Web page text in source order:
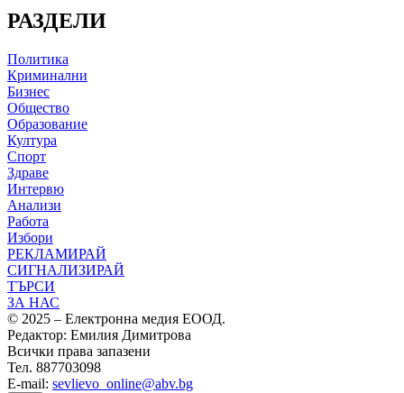
РАЗДЕЛИ
Политика
Криминални
Бизнес
Общество
Образование
Култура
Спорт
Здраве
Интервю
Анализи
Работа
Избори
РЕКЛАМИРАЙ
СИГНАЛИЗИРАЙ
ТЪРСИ
ЗА НАС
© 2025 – Електронна медия ЕООД.
Редактор: Емилия Димитрова
Всички права запазени
Тел. 887703098
E-mail: sevlievo_online@abv.bg